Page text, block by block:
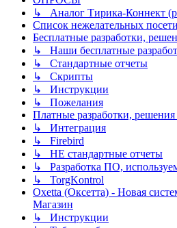
↳ Аналог Тирика-Коннект
Список нежелательных
Бесплатные разработки,
↳ Наши бесплатные
↳ Стандартные отчеты
↳ Скрипты
↳ Инструкции
↳ Пожелания
Платные разработки,
↳ Интеграция
↳ Firebird
↳ НЕ стандартные отчеты
↳ Разработка ПО,
↳ TorgKontrol
Oxetta (Оксетта) - Новая
Магазин
↳ Инструкции